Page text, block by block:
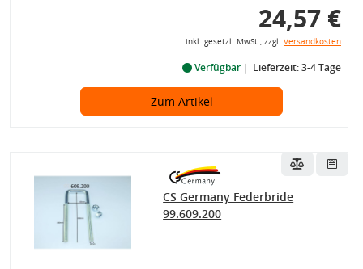
24,57 €
inkl. gesetzl. MwSt., zzgl. Versandkosten
Verfügbar Lieferzeit: 3-4 Tage
Zum Artikel
CS Germany Federbride
99.609.200